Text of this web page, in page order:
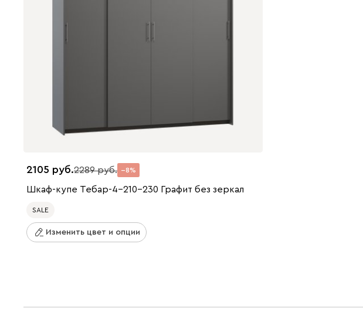
2105 2289 8
Шкаф-купе Тебар-4-210-230 Графит без зеркал
SALE
Изменить цвет и опции